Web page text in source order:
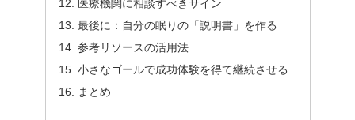
医療機関に相談すべきサイン
最後に：自分の眠りの「説明書」を作る
参考リソースの活用法
小さなゴールで成功体験を得て継続させる
まとめ